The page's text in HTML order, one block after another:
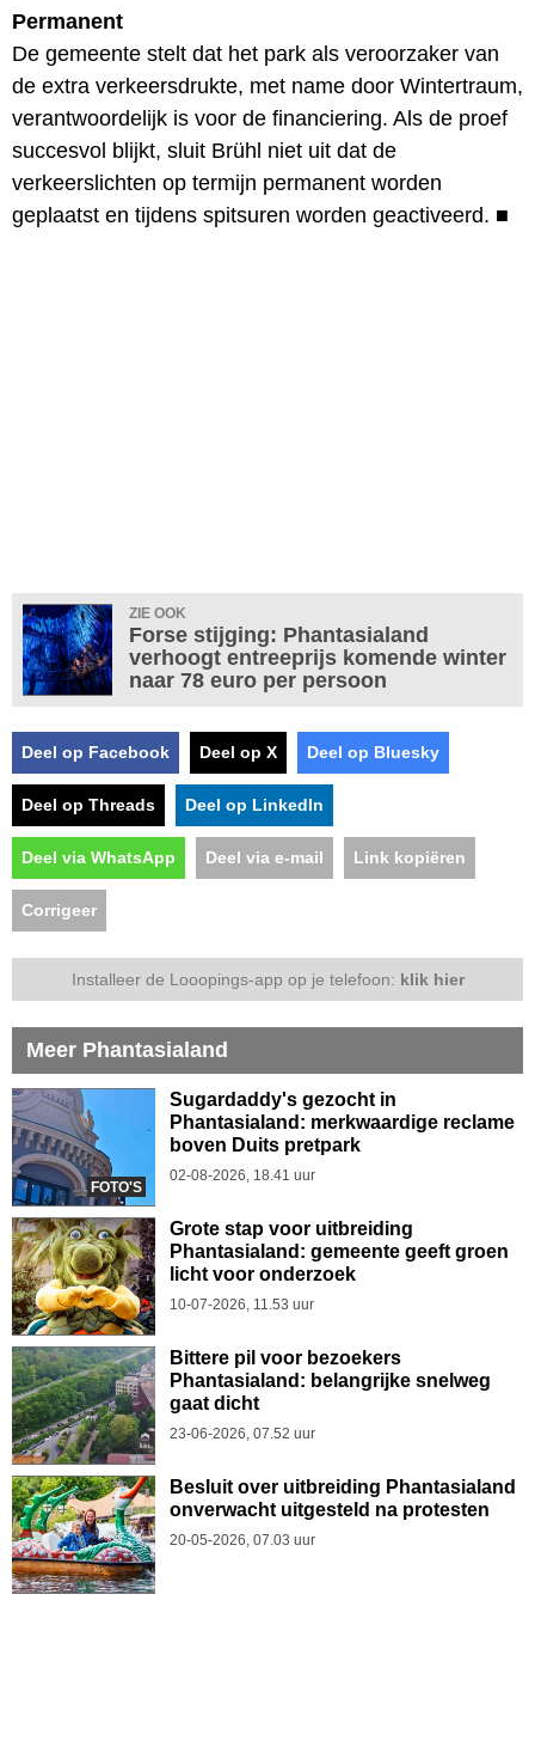
Permanent
De gemeente stelt dat het park als veroorzaker van
de extra verkeersdrukte, met name door Wintertraum,
verantwoordelijk is voor de financiering. Als de proef
succesvol blijkt, sluit Brühl niet uit dat de
verkeerslichten op termijn permanent worden
geplaatst en tijdens spitsuren worden geactiveerd. ■
ZIE OOK
Forse stijging: Phantasialand
verhoogt entreeprijs komende winter
naar 78 euro per persoon
Deel op Facebook Deel op X Deel op Bluesky
Deel op Threads Deel op LinkedIn
Deel via WhatsApp Deel via e-mail Link kopiëren
Corrigeer
Installeer de Looopings-app op je telefoon: klik hier
Meer Phantasialand
FOTO'S
Sugardaddy's gezocht in
Phantasialand: merkwaardige reclame
boven Duits pretpark
02-08-2026, 18.41 uur
Grote stap voor uitbreiding
Phantasialand: gemeente geeft groen
licht voor onderzoek
10-07-2026, 11.53 uur
Bittere pil voor bezoekers
Phantasialand: belangrijke snelweg
gaat dicht
23-06-2026, 07.52 uur
Besluit over uitbreiding Phantasialand
onverwacht uitgesteld na protesten
20-05-2026, 07.03 uur